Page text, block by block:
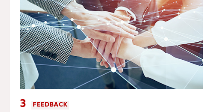
FEEDBACK
3